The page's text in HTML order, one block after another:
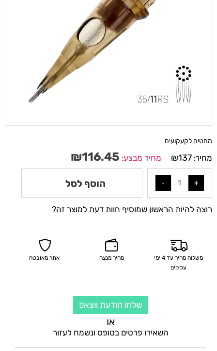
מחטים לקעקועים
מחיר: ₪137 מחיר מבצע: ₪116.45
הוסף לסל
רוצה להיות הראשון שמוסיף חוות דעת למוצר זה?
משלוח מהיר עד 4 ימי
עסקים
מחיר מנצח אתר מאובטח
שלחו הודעת ווצאפ
או
השאירו פרטים בטופס ונשמח לעזור